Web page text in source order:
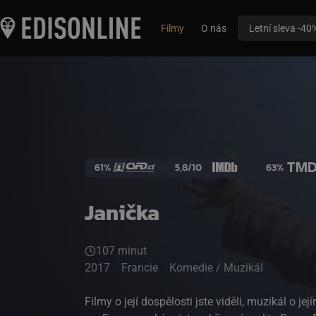
Filmy O nás Letní sleva -
Janička
61% 5,8/10 63%
107 minut
2017
Francie Komedie / Muzikál
Filmy o její dospělosti jste viděli, muzikál o